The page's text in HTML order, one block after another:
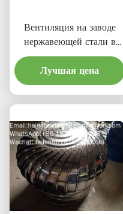
Вентиляция на заводе
нержавеющей стали в
Айпукеджи
Лучшая цена